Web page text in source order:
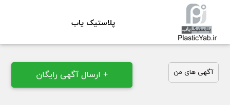
پلاستیک یاب
آگهی های من + ارسال آگهی رایگان